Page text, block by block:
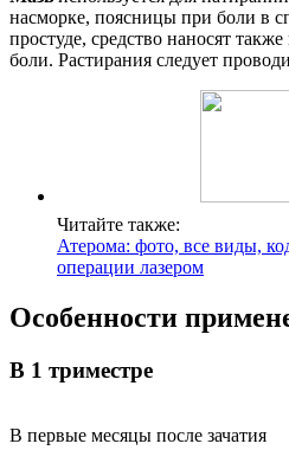
насморке, поясницы при боли в
простуде, средство наносят
боли. Растирания следует
Читайте также:
Атерома: фото, все виды,
операции лазером
Особенности
В 1 триместре
В первые месяцы после зачатия